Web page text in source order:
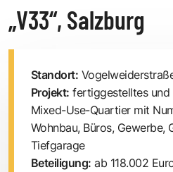
„V33“, Salzburg
Standort:
Projekt: fertiggestelltes
Mixed-Use-Quartier mit
Wohnbau, Büros, Gewerbe,
Tiefgarage
Beteiligung: ab 118.002